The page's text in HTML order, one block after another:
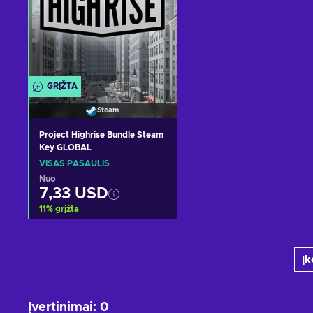
GRĮŽTA
Steam
Project Highrise Bundle Steam
Key GLOBAL
VISAS PASAULIS
Nuo
7,33 USD
11% grįžta
Įvertinimai: 0